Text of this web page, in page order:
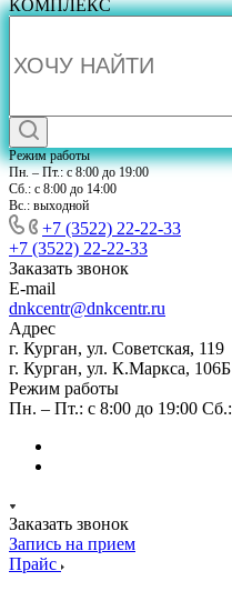
КОМПЛЕКС
Режим работы
Пн. – Пт.: с 8:00 до 19:00
Сб.: с 8:00 до 14:00
Вс.: выходной
+7 (3522) 22-22-33
+7 (3522) 22-22-33
Заказать звонок
E-mail
dnkcentr@dnkcentr.ru
Адрес
г. Курган, ул. Советская, 119
г. Курган, ул. К.Маркса, 106Б
Режим работы
Пн. – Пт.: с 8:00 до 19:00
Заказать звонок
Запись на прием
Прайс